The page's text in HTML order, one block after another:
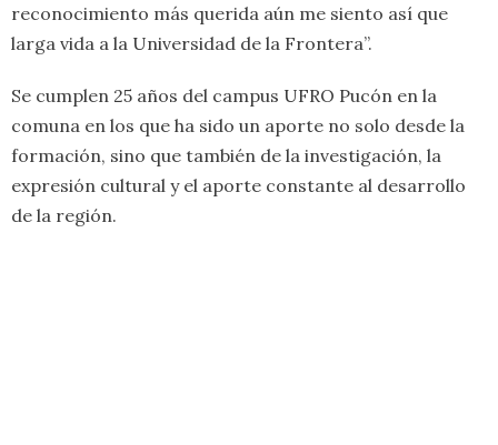
reconocimiento más querida aún me siento así que
larga vida a la Universidad de la Frontera”.
Se cumplen 25 años del campus UFRO Pucón en la
comuna en los que ha sido un aporte no solo desde la
formación, sino que también de la investigación, la
expresión cultural y el aporte constante al desarrollo
de la región.